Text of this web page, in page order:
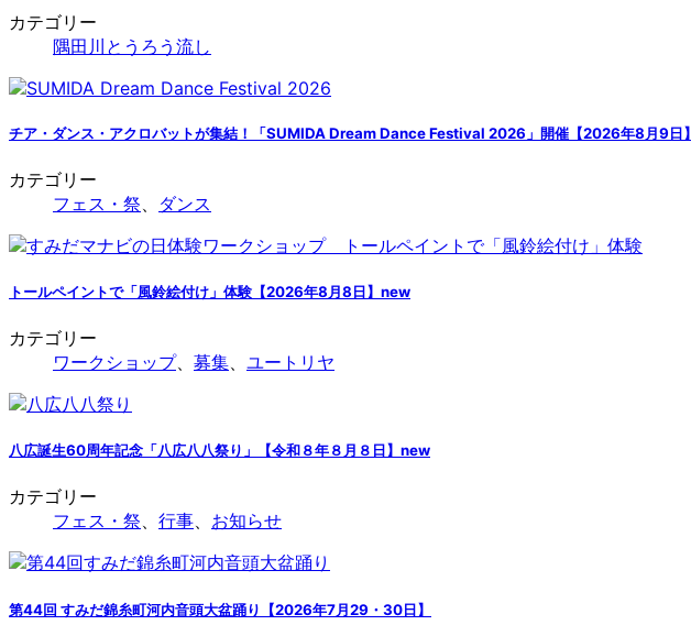
カテゴリー
隅田川とうろう流し
チア・ダンス・アクロバットが集結！「SUMIDA Dream Dance Festival 2026」開催【2026年8月9日】
カテゴリー
フェス・祭
ダンス
トールペイントで「風鈴絵付け」体験【2026年8月8日】 new
カテゴリー
ワークショップ、 募集、 ユートリヤ
八広誕生60周年記念「八広八八祭り」【令和８年８月８日】 new
カテゴリー
フェス・祭、 行事、 お知らせ
第44回 すみだ錦糸町河内音頭大盆踊り【2026年7月29・30日】